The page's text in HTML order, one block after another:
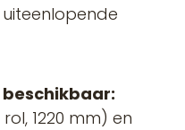
1220 mm) en